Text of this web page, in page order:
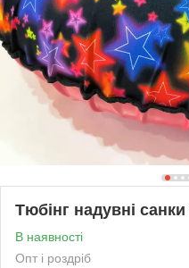
Тюбінг надувні
В наявності
Опт і роздріб